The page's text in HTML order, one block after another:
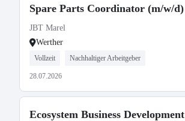
Spare Parts Coordinator (m/w/d)
JBT Marel
Werther
Vollzeit Nachhaltiger Arbeitgeber
28.07.2026
Ecosystem Business Development